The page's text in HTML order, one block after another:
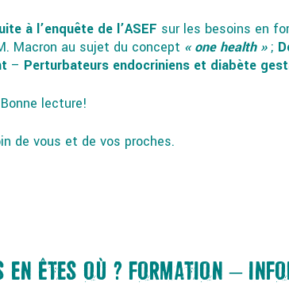
à l’enquête de l’ASEF sur les besoins en
Macron au sujet du concept « one health »;
– Perturbateurs endocriniens et diabète
Bonne lecture!
de vous et de vos proches.
EN ÊTES OÙ ? FORMATION –